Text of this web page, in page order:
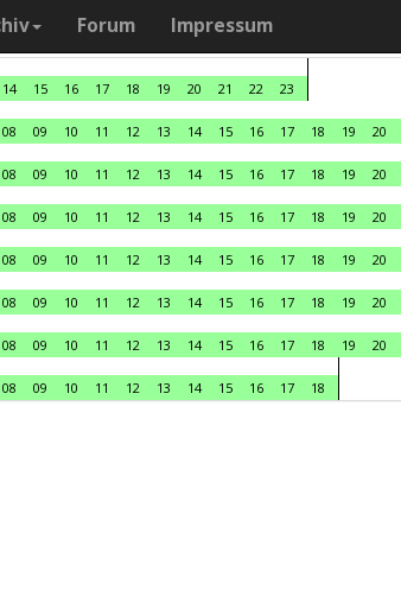
Forum Impressum
14 15 16 17 18 19 20 21 22
23
08 09 10 11 12 13 14 15 16 17 18 19 20
08 09 10 11 12 13 14 15 16 17 18 19 20
08 09 10 11 12 13 14 15 16 17 18 19 20
08 09 10 11 12 13 14 15 16 17 18 19 20
08 09 10 11 12 13 14 15 16 17 18 19 20
08 09 10 11 12 13 14 15 16 17 18 19 20
08 09 10 11 12 13 14 15 16 17 18